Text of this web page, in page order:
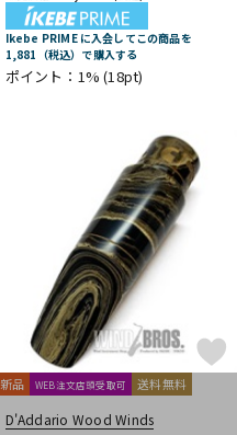
Ikebe PRIME に入会してこの商品を
1,881（税込）で購入する
ポイント：1%(18pt)
新品 WEB注文店頭受取可 送料無料
D'Addario Wood Winds